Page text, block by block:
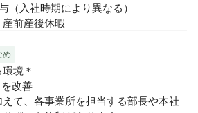
（入社時期により異なる）
前産後休暇
め
境＊
改善
て、各事業所を担当する部長や本社